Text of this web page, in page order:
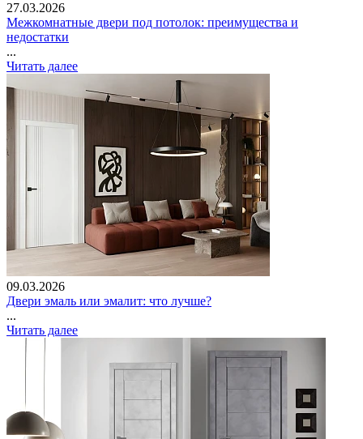
27.03.2026
Межкомнатные двери под потолок: преимущества и
недостатки
...
Читать далее
09.03.2026
Двери эмаль или эмалит: что лучше?
...
Читать далее